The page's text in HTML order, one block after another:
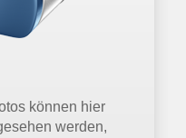
können hier
werden,